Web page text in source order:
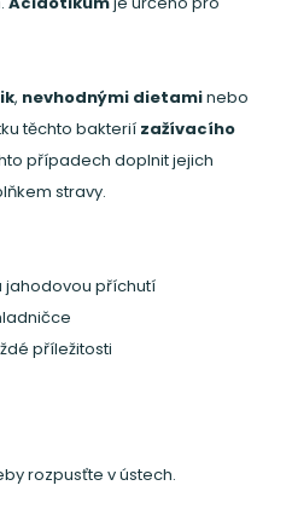
, nevhodnými dietaminebo
těchto bakterií zažívacího
případech doplnit jejich
stravy.
jahodovou příchutí
příležitosti
rozpusťte v ústech.